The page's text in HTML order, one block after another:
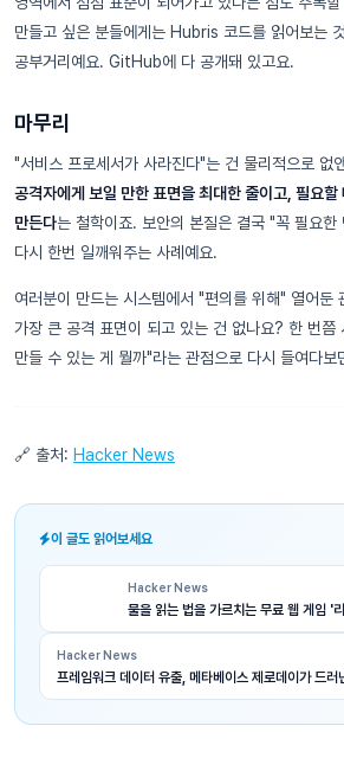
만들고 싶은 분들에게는 Hubris 코드를 읽어보는
공부거리예요. GitHub에 다 공개돼 있고요.
마무리
"서비스 프로세서가 사라진다"는 건 물리적으로 없
공격자에게 보일 만한 표면을 최대한 줄이고, 필요할
만든다는 철학이죠. 보안의 본질은 결국 "꼭 필요한
다시 한번 일깨워주는 사례예요.
여러분이 만드는 시스템에서 "편의를 위해" 열어둔
가장 큰 공격 표면이 되고 있는 건 없나요? 한 번쯤
만들 수 있는 게 뭘까"라는 관점으로 다시 들여다보
🔗 출처: Hacker News
이 글도 읽어보세요
Hacker News
물을 읽는 법을 가르치는 무료 웹 게임 '
Hacker News
프레임워크 데이터 유출, 메타베이스 제로데이가 드